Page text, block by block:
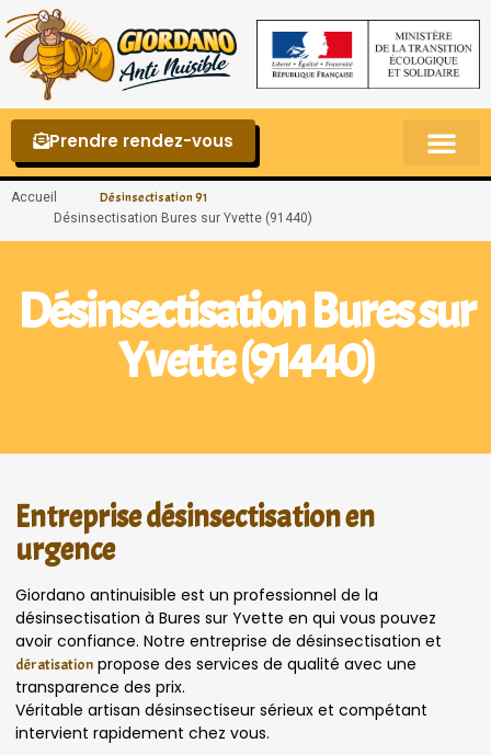
Prendre rendez-vous
Accueil Désinsectisation 91
Désinsectisation Bures sur Yvette (91440)
Désinsectisation Bures sur
Yvette (91440)
Entreprise désinsectisation en
urgence
Giordano antinuisible est un professionnel de la
désinsectisation à Bures sur Yvette en qui vous pouvez
avoir confiance. Notre entreprise de désinsectisation et
dératisation propose des services de qualité avec une
transparence des prix.
Véritable artisan désinsectiseur sérieux et compétant
intervient rapidement chez vous.